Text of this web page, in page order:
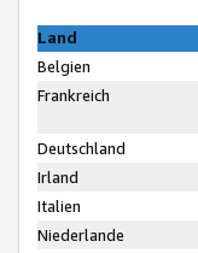
Land
Belgien
Frankreich
Deutschland
Irland
Italien
Niederlande